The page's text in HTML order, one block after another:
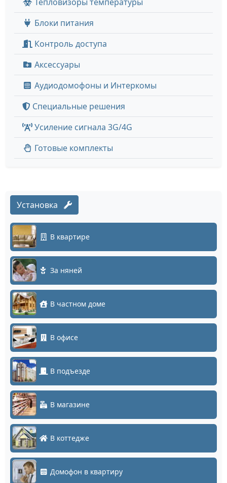
Блоки питания
Контроль доступа
Аксессуары
Аудиодомофоны и Интеркомы
Специальные решения
Усиление сигнала 3G/4G
Готовые комплекты
Установка
В квартире
За няней
В частном доме
В офисе
В подъезде
В магазине
В коттедже
Домофон в квартиру